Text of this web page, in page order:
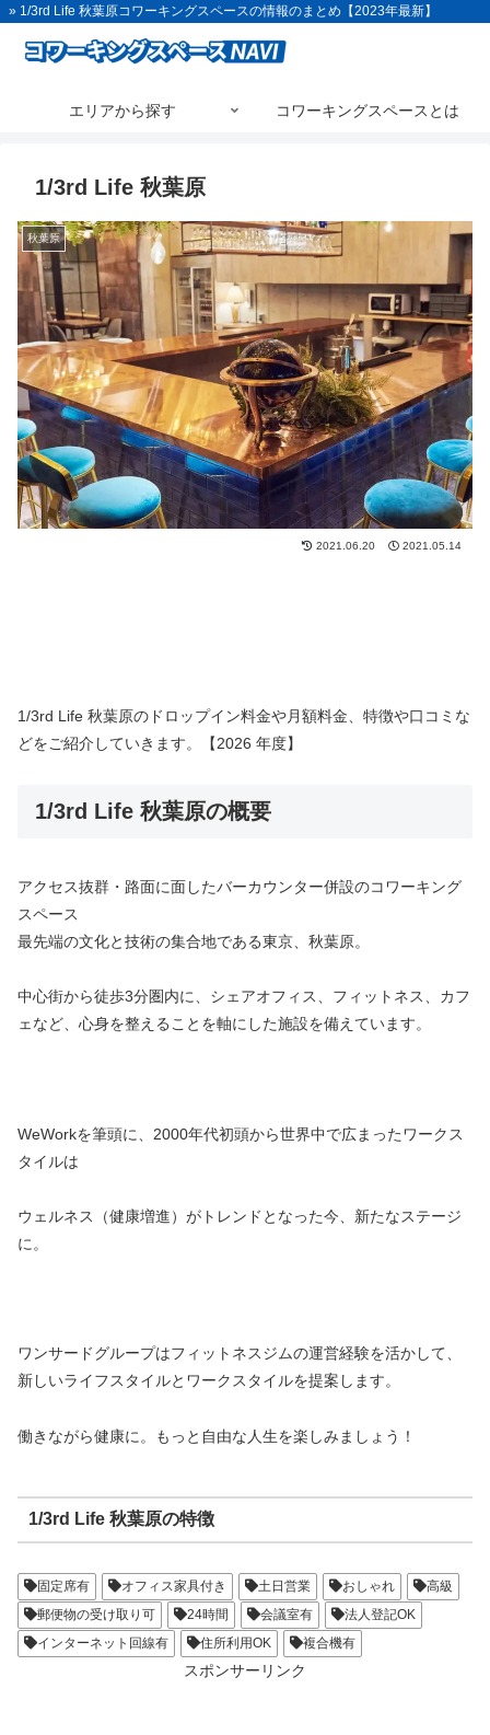
» 1/3rd Life 秋葉原コワーキングスペースの情報のまとめ【2023年最新】
エリアから探す コワーキングスペースとは
1/3rd Life 秋葉原
秋葉原
2021.06.20 2021.05.14
1/3rd Life 秋葉原のドロップイン料金や月額料金、特徴や口コミな
どをご紹介していきます。【2026 年度】
1/3rd Life 秋葉原の概要
アクセス抜群・路面に面したバーカウンター併設のコワーキング
スペース
最先端の文化と技術の集合地である東京、秋葉原。
中心街から徒歩3分圏内に、シェアオフィス、フィットネス、カフ
ェなど、心身を整えることを軸にした施設を備えています。
WeWorkを筆頭に、2000年代初頭から世界中で広まったワークス
タイルは
ウェルネス（健康増進）がトレンドとなった今、新たなステージ
に。
ワンサードグループはフィットネスジムの運営経験を活かして、
新しいライフスタイルとワークスタイルを提案します。
働きながら健康に。もっと自由な人生を楽しみましょう！
1/3rd Life 秋葉原の特徴
固定席有 オフィス家具付き 土日営業 おしゃれ
高級
郵便物の受け取り可
24時間 会議室有
法人登記OK
インターネット回線有
住所利用OK 複合機有
スポンサーリンク